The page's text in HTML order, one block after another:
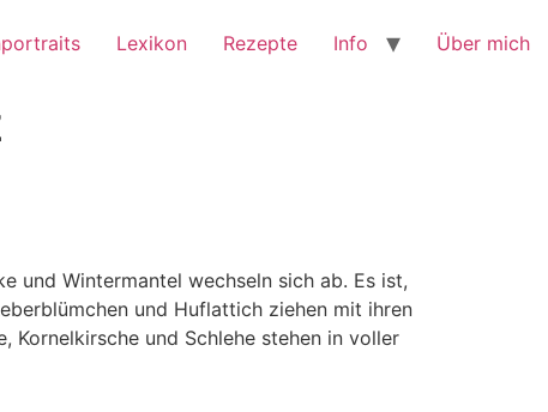
Lexikon Rezepte Info Über mich
und Wintermantel wechseln sich ab. Es ist,
und Huflattich ziehen mit ihren
Kornelkirsche und Schlehe stehen in voller